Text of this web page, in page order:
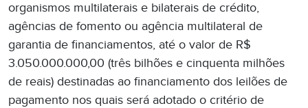
organismos multilaterais e bilaterais de crédito,
agências de fomento ou agência multilateral de
garantia de financiamentos, até o valor de R$
3.050.000.000,00 (três bilhões e cinquenta milhões
de reais) destinadas ao financiamento dos leilões de
pagamento nos quais será adotado o critério de